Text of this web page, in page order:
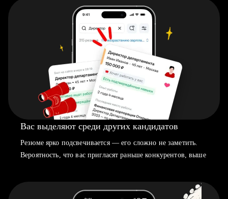
Вас выделяют среди других кандидатов
Резюме ярко подсвечивается — его сложно не заметить.
Вероятность, что вас пригласят раньше конкурентов, выше